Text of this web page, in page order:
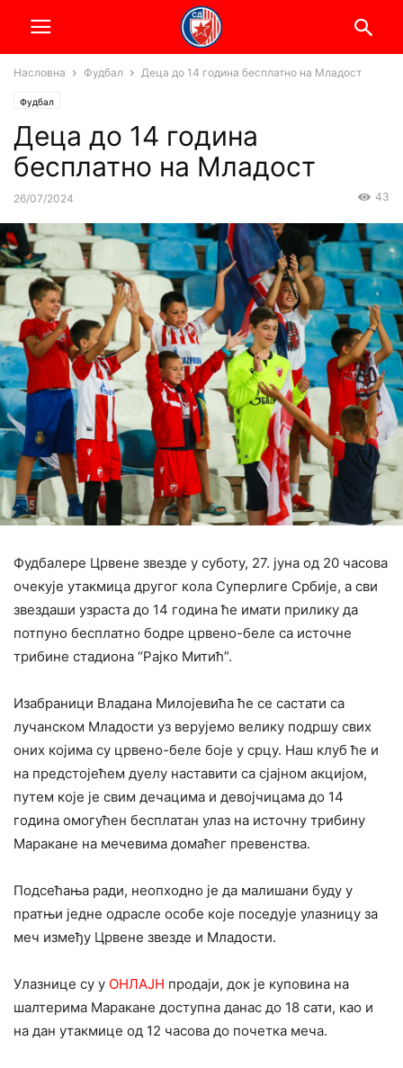
Насловна Фудбал Деца до 14 година бесплатно на Младост
Фудбал
Деца до 14 година
бесплатно на Младост
26/07/2024 43
Фудбалере Црвене звезде у суботу, 27. јуна од 20 часова
очекује утакмица другог кола Суперлиге Србије, а сви
звездаши узраста до 14 година ће имати прилику да
потпуно бесплатно бодре црвено-беле са источне
трибине стадиона “Рајко Митић”.
Изабраници Владана Милојевића ће се састати са
лучанском Младости уз верујемо велику подршу свих
оних којима су црвено-беле боје у срцу. Наш клуб ће и
на предстојећем дуелу наставити са сјајном акцијом,
путем које је свим дечацима и девојчицама до 14
година омогућен бесплатан улаз на источну трибину
Маракане на мечевима домаћег превенства.
Подсећања ради, неопходно је да малишани буду у
пратњи једне одрасле особе које поседује улазницу за
меч између Црвене звезде и Младости.
‍Улазнице су у ОНЛАЈН продаји, док је куповина на
шалтерима Маракане доступна данас до 18 сати, као и
на дан утакмице од 12 часова до почетка меча.